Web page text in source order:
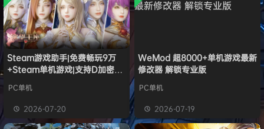
版
中文版
欢迎Z******U 加入本站
8月4日
欢迎k******2 加入本站
欢迎C****i 加入本站
欢迎Q*H 加入本站
13小时前
欢迎e******i 加入本站 13小时前
39 点积分
加入本站 14小时前
Steam游戏助手|免费畅玩9万
+Steam单机游戏|支持D加密以
PC单机
2026-07-20
WeMod 超8000+单机游戏最新
修改器 解锁专业版
PC单机
2026-07-19